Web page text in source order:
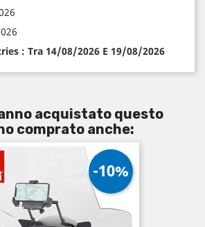
: Tra 14/08/2026 E 19/08/2026
acquistato questo
comprato anche:
-10%